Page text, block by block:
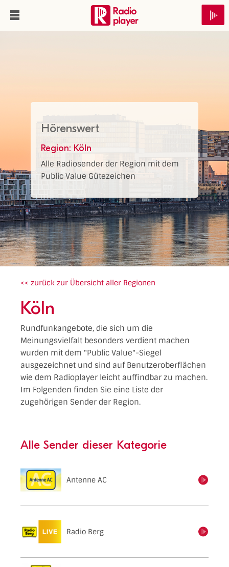
Hörenswert
Region: Köln
Alle Radiosender der Region mit dem
Public Value Gütezeichen
<< zurück zur Übersicht aller Regionen
Köln
Rundfunkangebote, die sich um die
Meinungsvielfalt besonders verdient machen
wurden mit dem "Public Value"-Siegel
ausgezeichnet und sind auf Benutzeroberflächen
wie dem Radioplayer leicht auffindbar zu machen.
Im Folgenden finden Sie eine Liste der
zugehörigen Sender der Region.
Alle Sender dieser Kategorie
Antenne AC
Radio Berg